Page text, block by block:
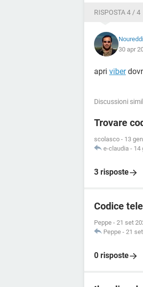
RISPOSTA 4 / 4
30 apr
apri viber
Discussioni
Trovare
scolasco - 13
e-claudia - 14
3 risposte
Codice
Peppe - 21 set
Peppe - 21
0 risposte